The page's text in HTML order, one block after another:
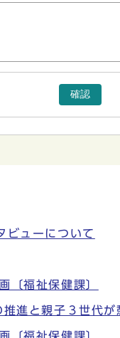
確認
ビューについて
〔福祉保健課〕
進と親子３世代